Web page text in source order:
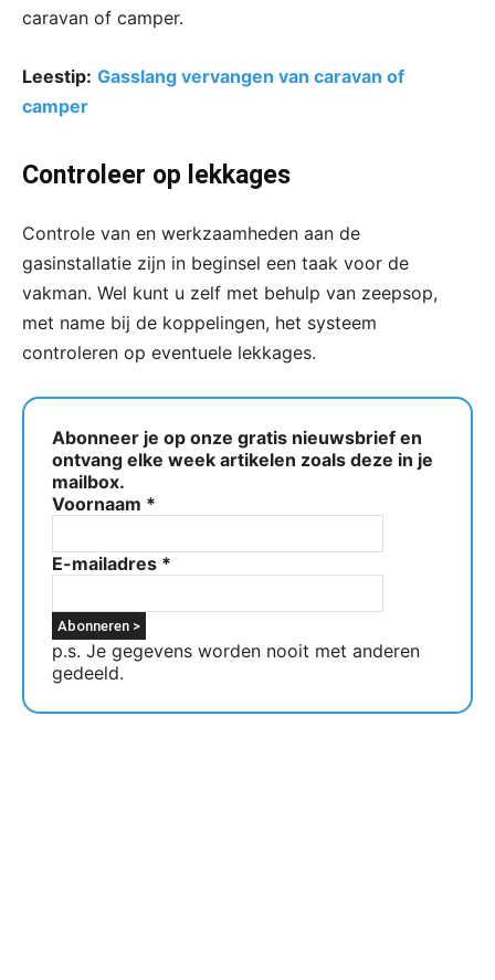
caravan of camper.
Leestip: Gasslang vervangen van caravan of
camper
Controleer op lekkages
Controle van en werkzaamheden aan de
gasinstallatie zijn in beginsel een taak voor de
vakman. Wel kunt u zelf met behulp van zeepsop,
met name bij de koppelingen, het systeem
controleren op eventuele lekkages.
Abonneer je op onze gratis nieuwsbrief en
ontvang elke week artikelen zoals deze in je
mailbox.
Voornaam *
E-mailadres *
p.s. Je gegevens worden nooit met anderen
gedeeld.